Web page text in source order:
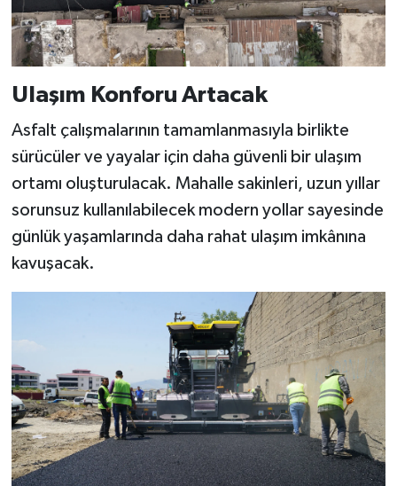
Ulaşım Konforu Artacak
Asfalt çalışmalarının tamamlanmasıyla birlikte
sürücüler ve yayalar için daha güvenli bir ulaşım
ortamı oluşturulacak. Mahalle sakinleri, uzun yıllar
sorunsuz kullanılabilecek modern yollar sayesinde
günlük yaşamlarında daha rahat ulaşım imkânına
kavuşacak.